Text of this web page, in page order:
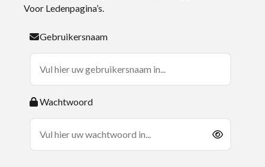
Voor Ledenpagina’s.
Gebruikersnaam
Wachtwoord